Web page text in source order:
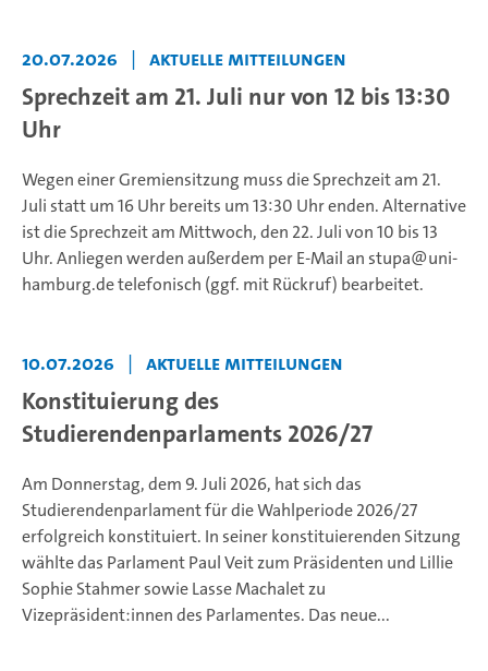
20.07.2026 | Aktuelle Mitteilungen
Sprechzeit am 21. Juli nur von 12 bis 13:30
Uhr
Wegen einer Gremiensitzung muss die Sprechzeit am 21.
Juli statt um 16 Uhr bereits um 13:30 Uhr enden. Alternative
ist die Sprechzeit am Mittwoch, den 22. Juli von 10 bis 13
Uhr. Anliegen werden außerdem per E-Mail an stupa@uni-
hamburg.de telefonisch (ggf. mit Rückruf) bearbeitet.
10.07.2026 | Aktuelle Mitteilungen
Konstituierung des
Studierendenparlaments 2026/27
Am Donnerstag, dem 9. Juli 2026, hat sich das
Studierendenparlament für die Wahlperiode 2026/27
erfolgreich konstituiert. In seiner konstituierenden Sitzung
wählte das Parlament Paul Veit zum Präsidenten und Lillie
Sophie Stahmer sowie Lasse Machalet zu
Vizepräsident:innen des Parlamentes. Das neue...